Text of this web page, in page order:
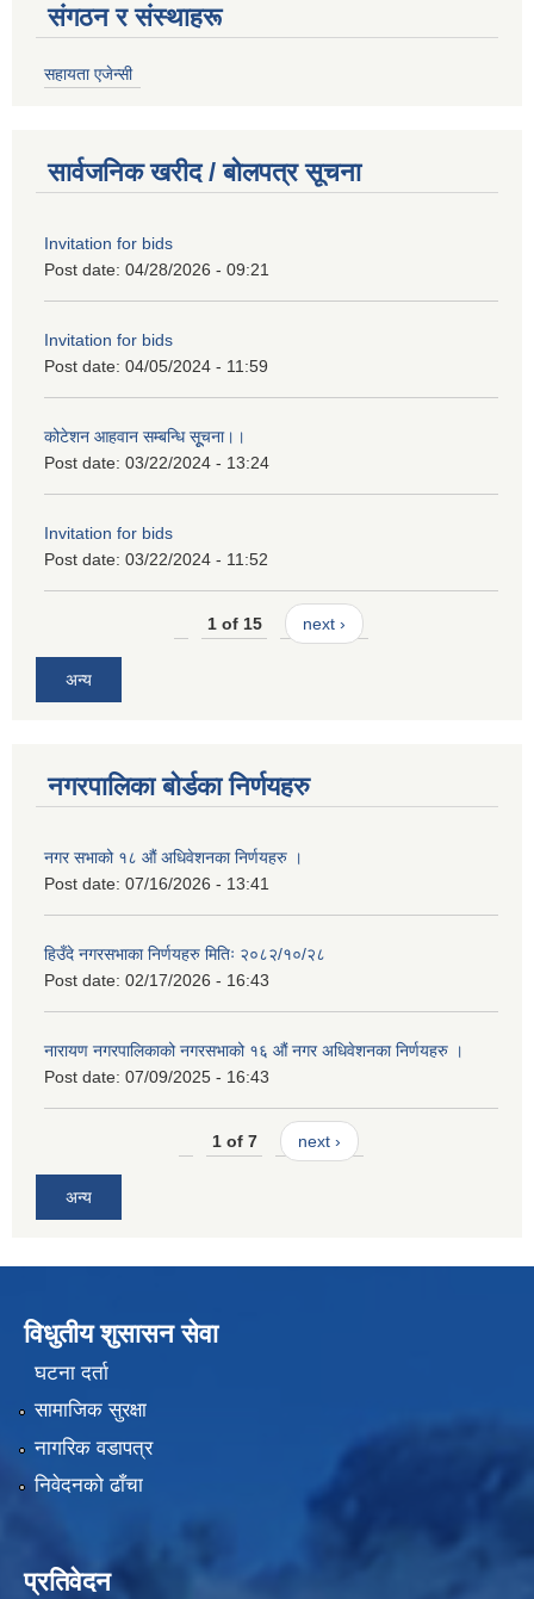
संगठन र संस्थाहरू
सहायता एजेन्सी
सार्वजनिक खरीद / बोलपत्र सूचना
Invitation for bids
Post date: 04/28/2026 - 09:21
Invitation for bids
Post date: 04/05/2024 - 11:59
कोटेशन आहवान सम्बन्धि सूूचना।।
Post date: 03/22/2024 - 13:24
Invitation for bids
Post date: 03/22/2024 - 11:52
1 of 15 next ›
अन्य
नगरपालिका बोर्डका निर्णयहरु
नगर सभाको १८ औं अधिवेशनका निर्णयहरु ।
Post date: 07/16/2026 - 13:41
हिउँदे नगरसभाका निर्णयहरु मितिः २०८२/१०/२८
Post date: 02/17/2026 - 16:43
नारायण नगरपालिकाको नगरसभाको १६ औं नगर अधिवेशनका निर्णयहरु ।
Post date: 07/09/2025 - 16:43
1 of 7 next ›
अन्य
विधुतीय शुसासन सेवा
घटना दर्ता
सामाजिक सुरक्षा
नागरिक वडापत्र
निवेदनको ढाँचा
प्रतिवेदन